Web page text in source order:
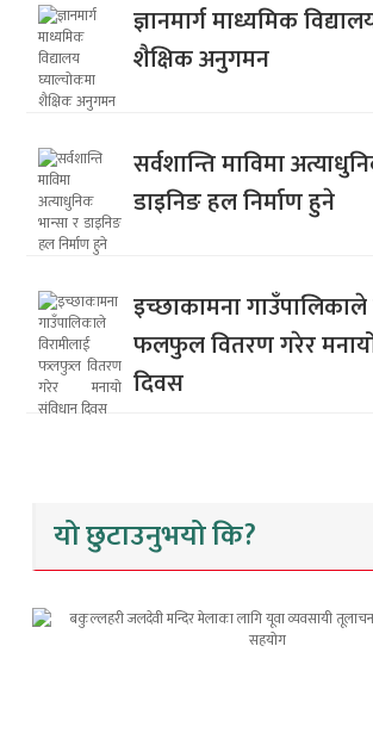
ज्ञानमार्ग माध्यमिक
शैक्षिक अनुगमन
सर्वशान्ति माविमा
डाइनिङ हल निर्माण हुने
इच्छाकामना गाउँपालिकाले
फलफुल वितरण गरेर
दिवस
यो छुटाउनुभयो कि?